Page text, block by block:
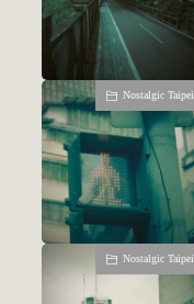
Nostalgic Taipei
Nostalgic Taipei